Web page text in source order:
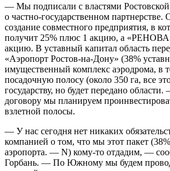
— Мы подписали с властями Ростовской
о частно-государственном партнерстве.
создание совместного предприятия, в
получит 25% плюс 1 акцию, а
акцию. В уставный капитал область
«Аэропорт Ростов-на-Дону» (38%
имущественный комплекс аэродрома, в
посадочную полосу (около 350 га, все
государству, но будет передано
договору мы планируем
взлетной полосы.
— У нас сегодня нет никаких
компанией о том, что мы этот пакет
аэропорта. — N) кому-то отдадим, —
Горбань. — По Южному мы будем